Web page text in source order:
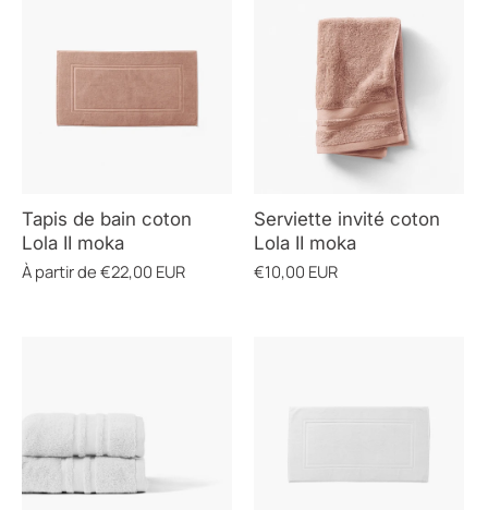
Tapis de bain coton
Lola II moka
À partir de €22,00 EUR
Serviette invité coton
Lola II moka
€10,00 EUR